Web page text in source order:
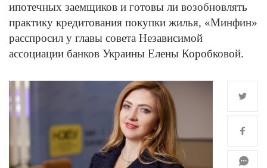
ипотечных заемщиков и готовы ли возобновлять
практику кредитования покупки жилья, «Минфин»
расспросил у главы совета Независимой
ассоциации банков Украины Елены Коробковой.